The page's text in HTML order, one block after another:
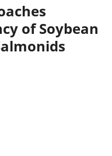
of Soybean